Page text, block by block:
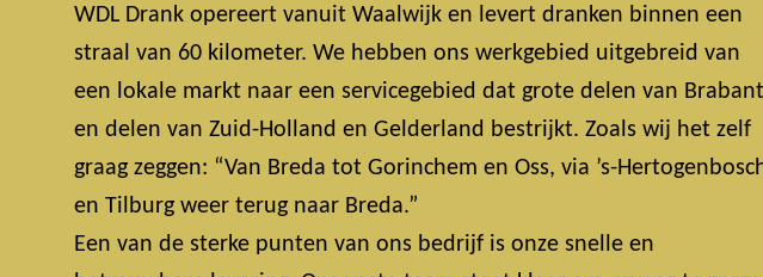
WDL Drank opereert vanuit Waalwijk en levert dranken binnen een
straal van 60 kilometer. We hebben ons werkgebied uitgebreid van
een lokale markt naar een servicegebied dat grote delen van Brabant
en delen van Zuid-Holland en Gelderland bestrijkt. Zoals wij het zelf
graag zeggen: “Van Breda tot Gorinchem en Oss, via ’s-
en Tilburg weer terug naar Breda.”
Een van de sterke punten van ons bedrijf is onze snelle en